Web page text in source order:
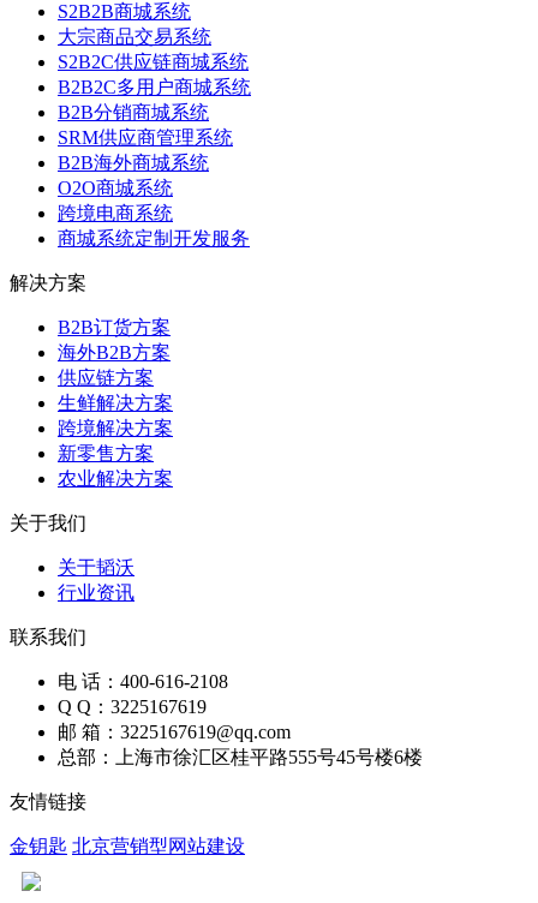
S2B2B商城系统
大宗商品交易系统
S2B2C供应链商城系统
B2B2C多用户商城系统
B2B分销商城系统
SRM供应商管理系统
B2B海外商城系统
O2O商城系统
跨境电商系统
商城系统定制开发服务
解决方案
B2B订货方案
海外B2B方案
供应链方案
生鲜解决方案
跨境解决方案
新零售方案
农业解决方案
关于我们
关于韬沃
行业资讯
联系我们
电 话：400-616-2108
Q Q：3225167619
邮 箱：3225167619@qq.com
总部：上海市徐汇区桂平路555号45号楼6楼
友情链接
金钥匙 北京营销型网站建设